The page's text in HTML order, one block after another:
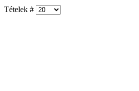
Tételek #